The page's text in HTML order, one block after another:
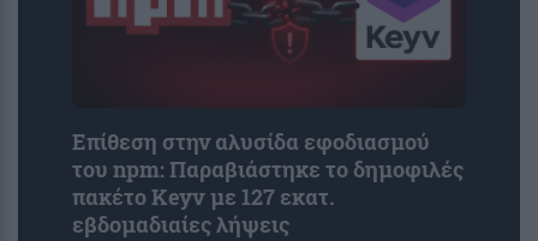
Επίθεση στην αλυσίδα εφοδιασμού
του npm: Παραβιάστηκε το δημοφιλές
πακέτο Keyv με 127 εκατ.
εβδομαδιαίες λήψεις